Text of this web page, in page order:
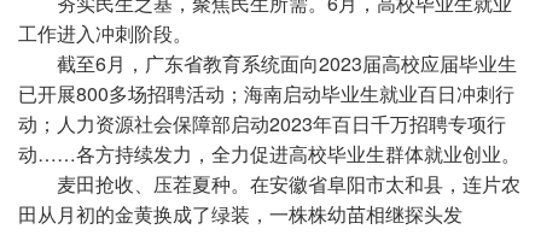
工作进入冲刺阶段。
截至6月，广东省教育系统面向2023届高校应届毕业生
已开展800多场招聘活动；海南启动毕业生就业百日冲刺行
动；人力资源社会保障部启动2023年百日千万招聘专项行
动……各方持续发力，全力促进高校毕业生群体就业创业。
麦田抢收、压茬夏种。在安徽省阜阳市太和县，连片农
田从月初的金黄换成了绿装，一株株幼苗相继探头发